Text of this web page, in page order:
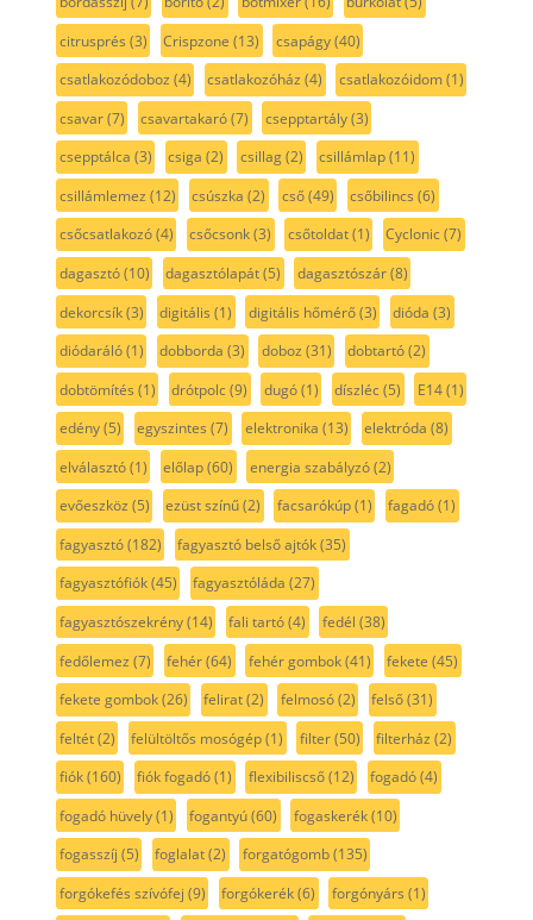
citrusprés (3) Crispzone (13) csapágy(40)
csatlakozódoboz (4) csatlakozóház (4) csatlakozóidom(1)
csavar(7) csavartakaró(7) csepptartály(3)
csepptálca (3) csiga (2) csillag(2) csillámlap(11)
csillámlemez (12) csúszka (2) cső(49) csőbilincs (6)
csőcsatlakozó(4) csőcsonk(3) csőtoldat(1) Cyclonic(7)
dagasztó(10) dagasztólapát(5) dagasztószár(8)
dekorcsík(3) digitális (1) digitális hőmérő(3) dióda (3)
diódaráló(1) dobborda (3) doboz (31) dobtartó(2)
dobtömítés (1) drótpolc(9) dugó(1) díszléc(5) E14(1)
edény(5) egyszintes (7) elektronika (13) elektróda (8)
elválasztó(1) előlap(60) energia szabályzó(2)
evőeszköz (5) ezüst színű(2) facsarókúp(1) fagadó(1)
fagyasztó(182) fagyasztó belső ajtók(35)
fagyasztófiók(45) fagyasztóláda (27)
fagyasztószekrény(14) fali tartó(4) fedél (38)
fedőlemez (7) fehér(64) fehér gombok(41) fekete (45)
fekete gombok(26) felirat(2) felmosó(2) felső(31)
feltét(2) felültöltős mosógép(1) filter(50) filterház (2)
fiók(160) fiók fogadó(1) flexibiliscső(12) fogadó(4)
fogadó hüvely(1) fogantyú(60) fogaskerék(10)
fogasszíj (5) foglalat(2) forgatógomb(135)
forgókefés szívófej (9) forgókerék(6) forgónyárs (1)